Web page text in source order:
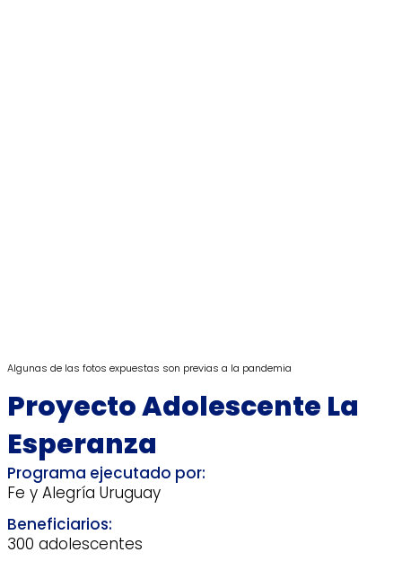
Algunas de las fotos expuestas son previas a la pandemia
Proyecto Adolescente La
Esperanza
Fe y Alegría Uruguay
300 adolescentes